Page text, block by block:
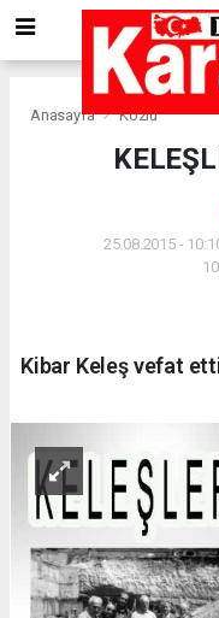
Anasayfa Kozlu
25.08.2015 -
Kibar Keleş vefat